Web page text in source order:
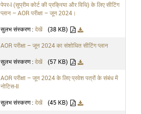
पेपर-I (सुप्रीम कोर्ट की प्रक्रिया और विधि) के लिए सीटिंग
प्लान – AOR परीक्षा – जून 2024।
सुलभ संस्करण :देखें (38 KB)
AOR परीक्षा – जून 2024 का संशोधित सीटिंग प्लान
सुलभ संस्करण : देखें (57 KB)
AOR परीक्षा – जून 2024 के लिए प्रवेश पत्रों के संबंध में
नोटिस-II
सुलभ संस्करण :देखें (45 KB)